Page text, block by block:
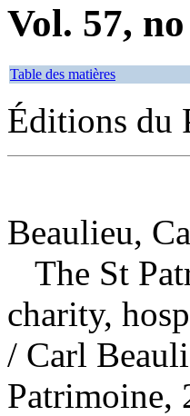
Vol. 57,
Table des matières
Éditions du
Beaulieu,
The St
charity,
/ Carl
Patrimoine,